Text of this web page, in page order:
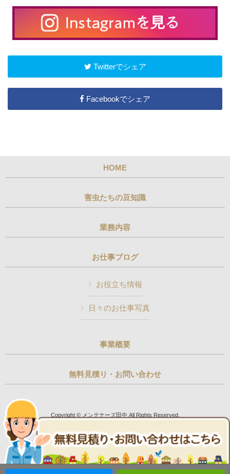
Twitterでシェア
Facebookでシェア
HOME
害虫たちの豆知識
業務内容
お仕事ブログ
お役立ち情報
日々のお仕事写真
事業概要
無料見積り・お問い合わせ
Copyright © メンテナーズ田中 All Rights Reserved.